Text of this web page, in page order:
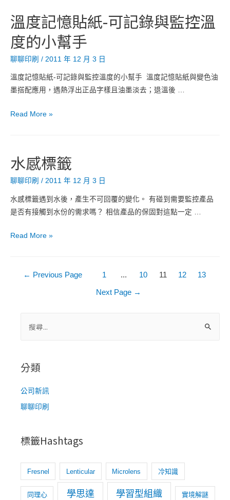
射
商
標
的
大
突
破-
UV
Curing
術
溫度記憶貼紙-可記錄與監控溫
度的小幫手
聊聊印刷 / 2011 年 12 月 3 日
溫度記憶貼紙-可記錄與監控溫度的小幫手 溫度記憶貼紙與變色油
墨搭配應用，遇熱浮出正品字樣且油墨淡去；退溫後 …
溫
貼
紙-
記
錄
Read More »
水感標籤
聊聊印刷 / 2011 年 12 月 3 日
水感標籤遇到水後，產生不可回覆的變化。 有碰到需要監控產品
是否有接觸到水份的需求嗎？ 相信產品的保固對這點一定 …
水
Read More »
← Previous Page 1 ... 10 11 12 13
Next Page →
字
:
分類
公司新訊
聊聊印刷
標籤Hashtags
Fresnel Lenticular Microlens 冷知識
同理心 學思達 學習型組織 實境解謎